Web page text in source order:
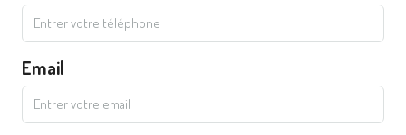
Email